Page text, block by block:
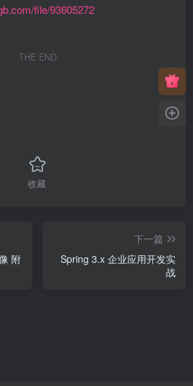
file/93605272
THE END
收藏
附
下一篇
Spring 3.x 企业应用开发实
战